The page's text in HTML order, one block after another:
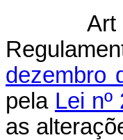
Art
dezembro
pela Lei
as